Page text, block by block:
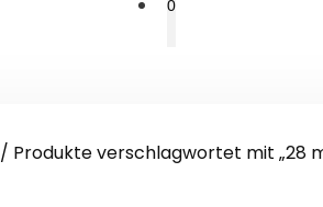
0
/ Produkte verschlagwortet mit „28